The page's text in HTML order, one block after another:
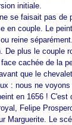
initiale.
se faisait pas de
en couple. Le
reine
De plus le couple
cachée de la
que le
: nous ne
en 1656 ! C'est
Felipe
Marguerite. Le